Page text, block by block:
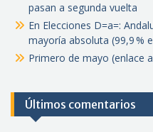
pasan a segunda vuelta
En Elecciones D=a=:
mayoría absoluta (99,9 %
Primero de mayo (enlace
Últimos comentarios